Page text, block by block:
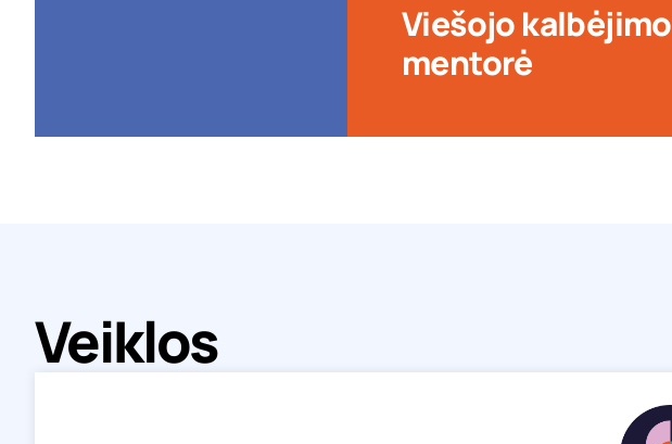
Viešojo kalbėjimo
mentorė
Veiklos